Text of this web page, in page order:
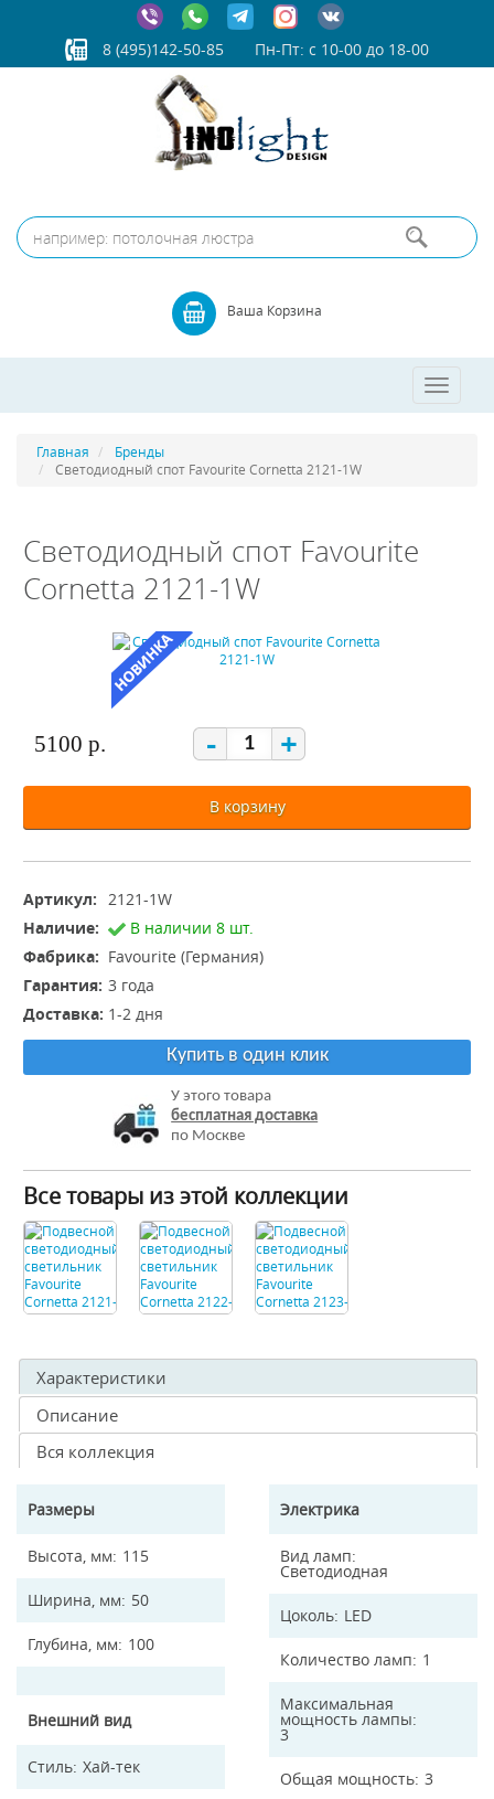
8 (495)142-50-85 Пн-Пт: с 10-00 до 18-00
Ваша Корзина
Toggle
Главная
Бренды
Светодиодный спот Favourite Cornetta 2121-1W
Светодиодный спот Favourite
Cornetta 2121-1W
5100 р. - +
В корзину
Артикул: 2121-1W
Наличие:
В наличии 8 шт.
Фабрика: Favourite (Германия)
Гарантия: 3 года
Доставка: 1-2 дня
Купить в один клик
У этого товара
бесплатная доставка
по Москве
Все товары из этой коллекции
Характеристики
Описание
Вся коллекция
Размеры
Высота, мм 115
Ширина, мм 50
Глубина, мм 100
Внешний вид
Стиль Хай-тек
Электрика
Вид ламп
Светодиодная
Цоколь LED
Количество ламп 1
Максимальная
мощность лампы
3
Общая мощность 3